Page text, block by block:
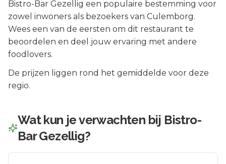
Bistro-Bar Gezellig een populaire bestemming voor
zowel inwoners als bezoekers van Culemborg.
Wees een van de eersten om dit restaurant te
beoordelen en deel jouw ervaring met andere
foodlovers.
De prijzen liggen rond het gemiddelde voor deze
regio.
Wat kun je verwachten bij Bistro-
Bar Gezellig?